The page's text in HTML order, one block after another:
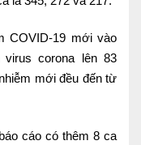
COVID-19 mới vào
corona lên 83
mới đều đến từ
cáo có thêm 8 ca